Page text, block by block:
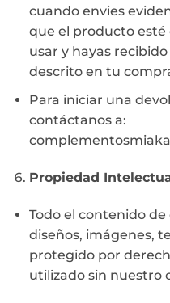
cuando envies
que el producto esté
usar y hayas
descrito en tu
Para iniciar una
contáctanos a:
Propiedad
Todo el contenido
diseños, imágenes,
protegido por
utilizado sin nuestro